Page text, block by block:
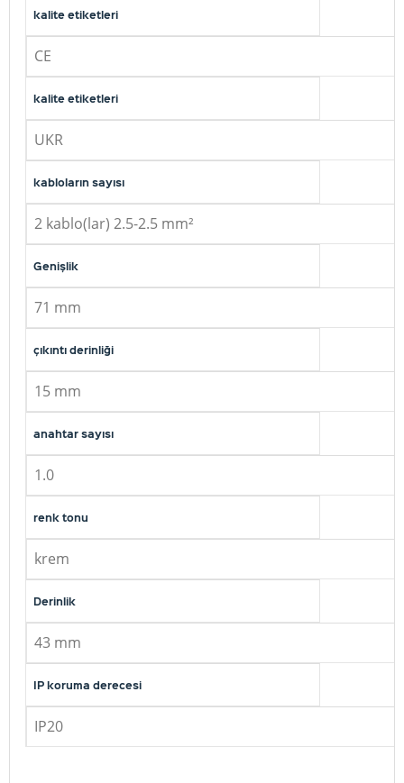
kalite etiketleri
CE
kalite etiketleri
UKR
kabloların sayısı
2 kablo(lar) 2.5-2.5 mm²
Genişlik
71 mm
çıkıntı derinliği
15 mm
anahtar sayısı
1.0
renk tonu
krem
Derinlik
43 mm
IP koruma derecesi
IP20